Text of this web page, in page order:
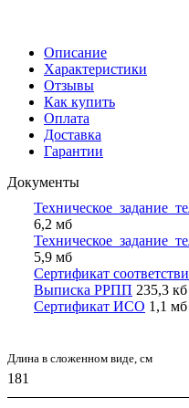
Описание
Характеристики
Отзывы
Как купить
Оплата
Доставка
Гарантии
Документы
6,2 мб
5,9 мб
Сертификат
Выписка РРПП 235,3 кб
Сертификат ИСО 1,1 мб
Длина в сложенном виде, см
181